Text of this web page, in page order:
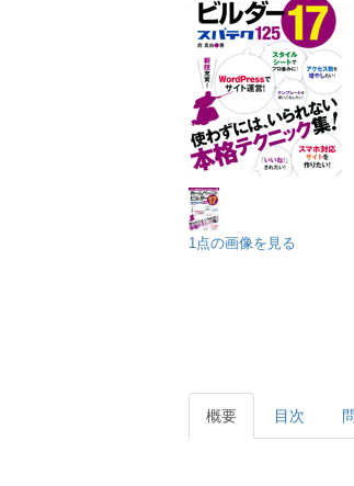
1点の画像を見る
概要 目次